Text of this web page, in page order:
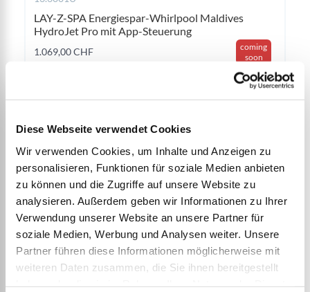
Diese Webseite verwendet Cookies
Wir verwenden Cookies, um Inhalte und Anzeigen zu
personalisieren, Funktionen für soziale Medien anbieten
zu können und die Zugriffe auf unsere Website zu
analysieren. Außerdem geben wir Informationen zu Ihrer
Verwendung unserer Website an unsere Partner für
soziale Medien, Werbung und Analysen weiter. Unsere
Partner führen diese Informationen möglicherweise mit
weiteren Daten zusammen, die Sie ihnen bereitgestellt
LAY-Z-SPA Energiespar-Whirlpool Maldives
HydroJet Pro mit App-Steuerung
1.069,00 CHF
coming
soon